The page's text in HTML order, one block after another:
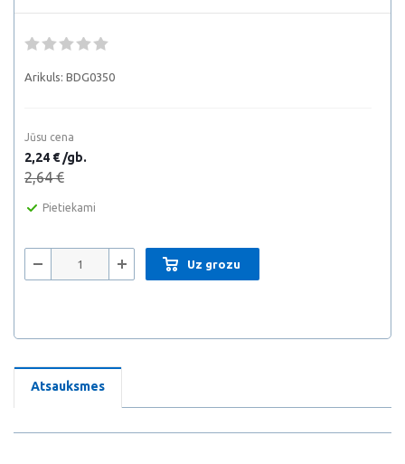
Arikuls: BDG0350
Jūsu cena
2,24 € /gb.
2,64 €
Pietiekami
Uz grozu
Atsauksmes